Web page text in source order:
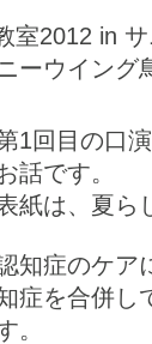
室2012 in
ーウイング
1回目の口
話です。
紙は、夏ら
知症のケア
症を合併し
。